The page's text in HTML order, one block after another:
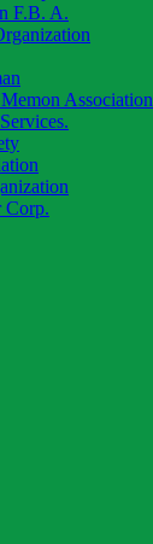
F.B. A.
Association
Corp.